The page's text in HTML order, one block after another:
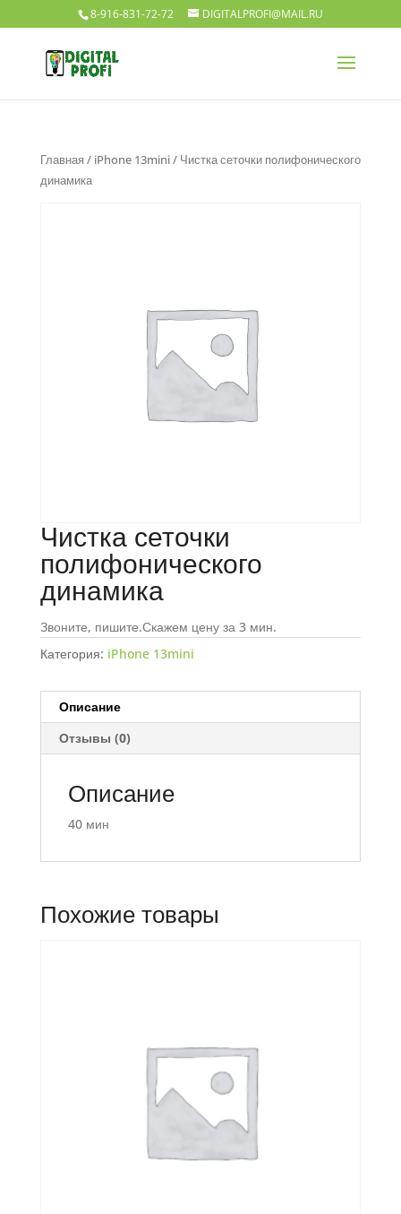
8-916-831-72-72 DIGITALPROFI@MAIL.RU
Главная / iPhone 13mini/ Чистка сеточки полифонического
динамика
Чистка сеточки
полифонического
динамика
Звоните, пишите.Скажем цену за 3 мин.
Категория: iPhone 13mini
Описание
Отзывы (0)
Описание
40 мин
Похожие товары